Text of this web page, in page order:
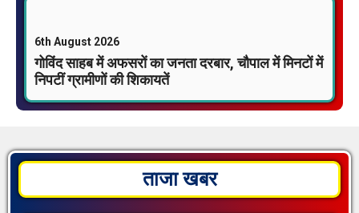
6th August 2026
गोविंद साहब में अफसरों का जनता दरबार, चौपाल में मिनटों में
निपटीं ग्रामीणों की शिकायतें
ताजा खबर